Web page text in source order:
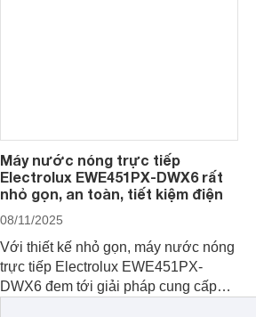
Máy nước nóng trực tiếp
Electrolux EWE451PX-DWX6 rất
nhỏ gọn, an toàn, tiết kiệm điện
08/11/2025
Với thiết kế nhỏ gọn, máy nước nóng
trực tiếp Electrolux EWE451PX-
DWX6 đem tới giải pháp cung cấp